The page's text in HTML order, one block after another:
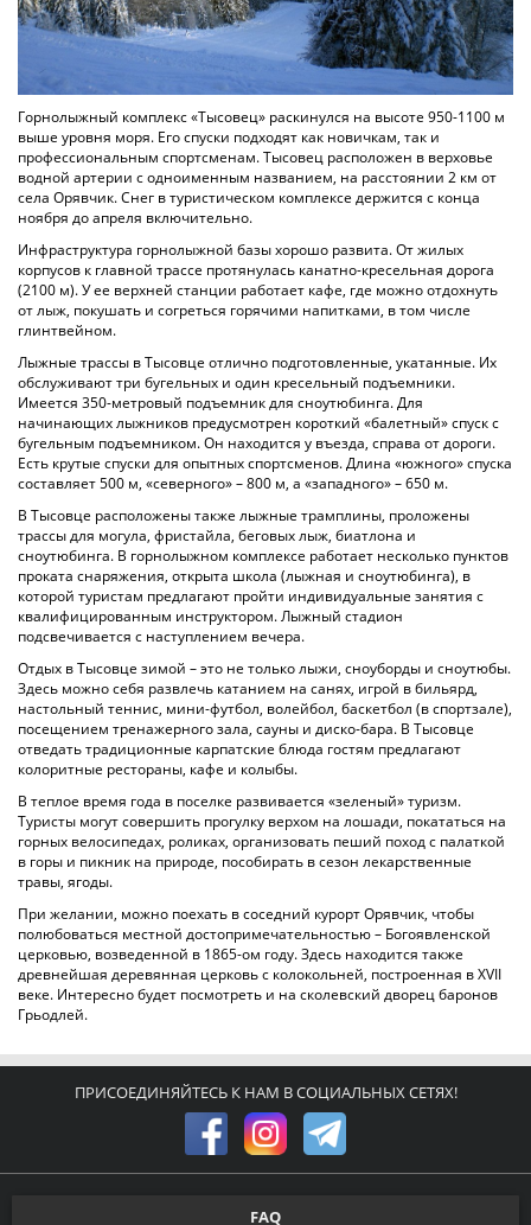
Горнолыжный комплекс «Тысовец» раскинулся на высоте 950-1100 м
выше уровня моря. Его спуски подходят как новичкам, так и
профессиональным спортсменам. Тысовец расположен в верховье
водной артерии с одноименным названием, на расстоянии 2 км от
села Орявчик. Снег в туристическом комплексе держится с конца
ноября до апреля включительно.
Инфраструктура горнолыжной базы хорошо развита. От жилых
корпусов к главной трассе протянулась канатно-кресельная дорога
(2100 м). У ее верхней станции работает кафе, где можно отдохнуть
от лыж, покушать и согреться горячими напитками, в том числе
глинтвейном.
Лыжные трассы в Тысовце отлично подготовленные, укатанные. Их
обслуживают три бугельных и один кресельный подъемники.
Имеется 350-метровый подъемник для сноутюбинга. Для
начинающих лыжников предусмотрен короткий «балетный» спуск с
бугельным подъемником. Он находится у въезда, справа от дороги.
Есть крутые спуски для опытных спортсменов. Длина «южного» спуска
составляет 500 м, «северного» – 800 м, а «западного» – 650 м.
В Тысовце расположены также лыжные трамплины, проложены
трассы для могула, фристайла, беговых лыж, биатлона и
сноутюбинга. В горнолыжном комплексе работает несколько пунктов
проката снаряжения, открыта школа (лыжная и сноутюбинга), в
которой туристам предлагают пройти индивидуальные занятия с
квалифицированным инструктором. Лыжный стадион
подсвечивается с наступлением вечера.
Отдых в Тысовце зимой – это не только лыжи, сноуборды и сноутюбы.
Здесь можно себя развлечь катанием на санях, игрой в бильярд,
настольный теннис, мини-футбол, волейбол, баскетбол (в спортзале),
посещением тренажерного зала, сауны и диско-бара. В Тысовце
отведать традиционные карпатские блюда гостям предлагают
колоритные рестораны, кафе и колыбы.
В теплое время года в поселке развивается «зеленый» туризм.
Туристы могут совершить прогулку верхом на лошади, покататься на
горных велосипедах, роликах, организовать пеший поход с палаткой
в горы и пикник на природе, пособирать в сезон лекарственные
травы, ягоды.
При желании, можно поехать в соседний курорт Орявчик, чтобы
полюбоваться местной достопримечательностью – Богоявленской
церковью, возведенной в 1865-ом году. Здесь находится также
древнейшая деревянная церковь с колокольней, построенная в XVII
веке. Интересно будет посмотреть и на сколевский дворец баронов
Грьодлей.
ПРИСОЕДИНЯЙТЕСЬ К НАМ В СОЦИАЛЬНЫХ СЕТЯХ!
FAQ